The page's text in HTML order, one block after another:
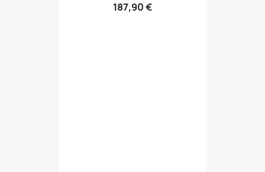
187,90 €